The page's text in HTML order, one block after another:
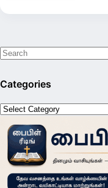
No
Categories
Categories